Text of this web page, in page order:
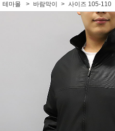
테마몰 바람막이 사이즈 105-110